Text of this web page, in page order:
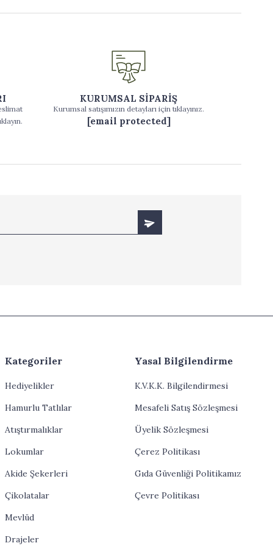
KURUMSAL SİPARİŞ
Kurumsal satışımızın detayları için tıklayınız.
[email protected]
Kategoriler
Hediyelikler
Hamurlu Tatlılar
Atıştırmalıklar
Lokumlar
Akide Şekerleri
Çikolatalar
Mevlüd
Drajeler
Yasal Bilgilendirme
K.V.K.K. Bilgilendirmesi
Mesafeli Satış Sözleşmesi
Üyelik Sözleşmesi
Çerez Politikası
Gıda Güvenliği Politikamız
Çevre Politikası